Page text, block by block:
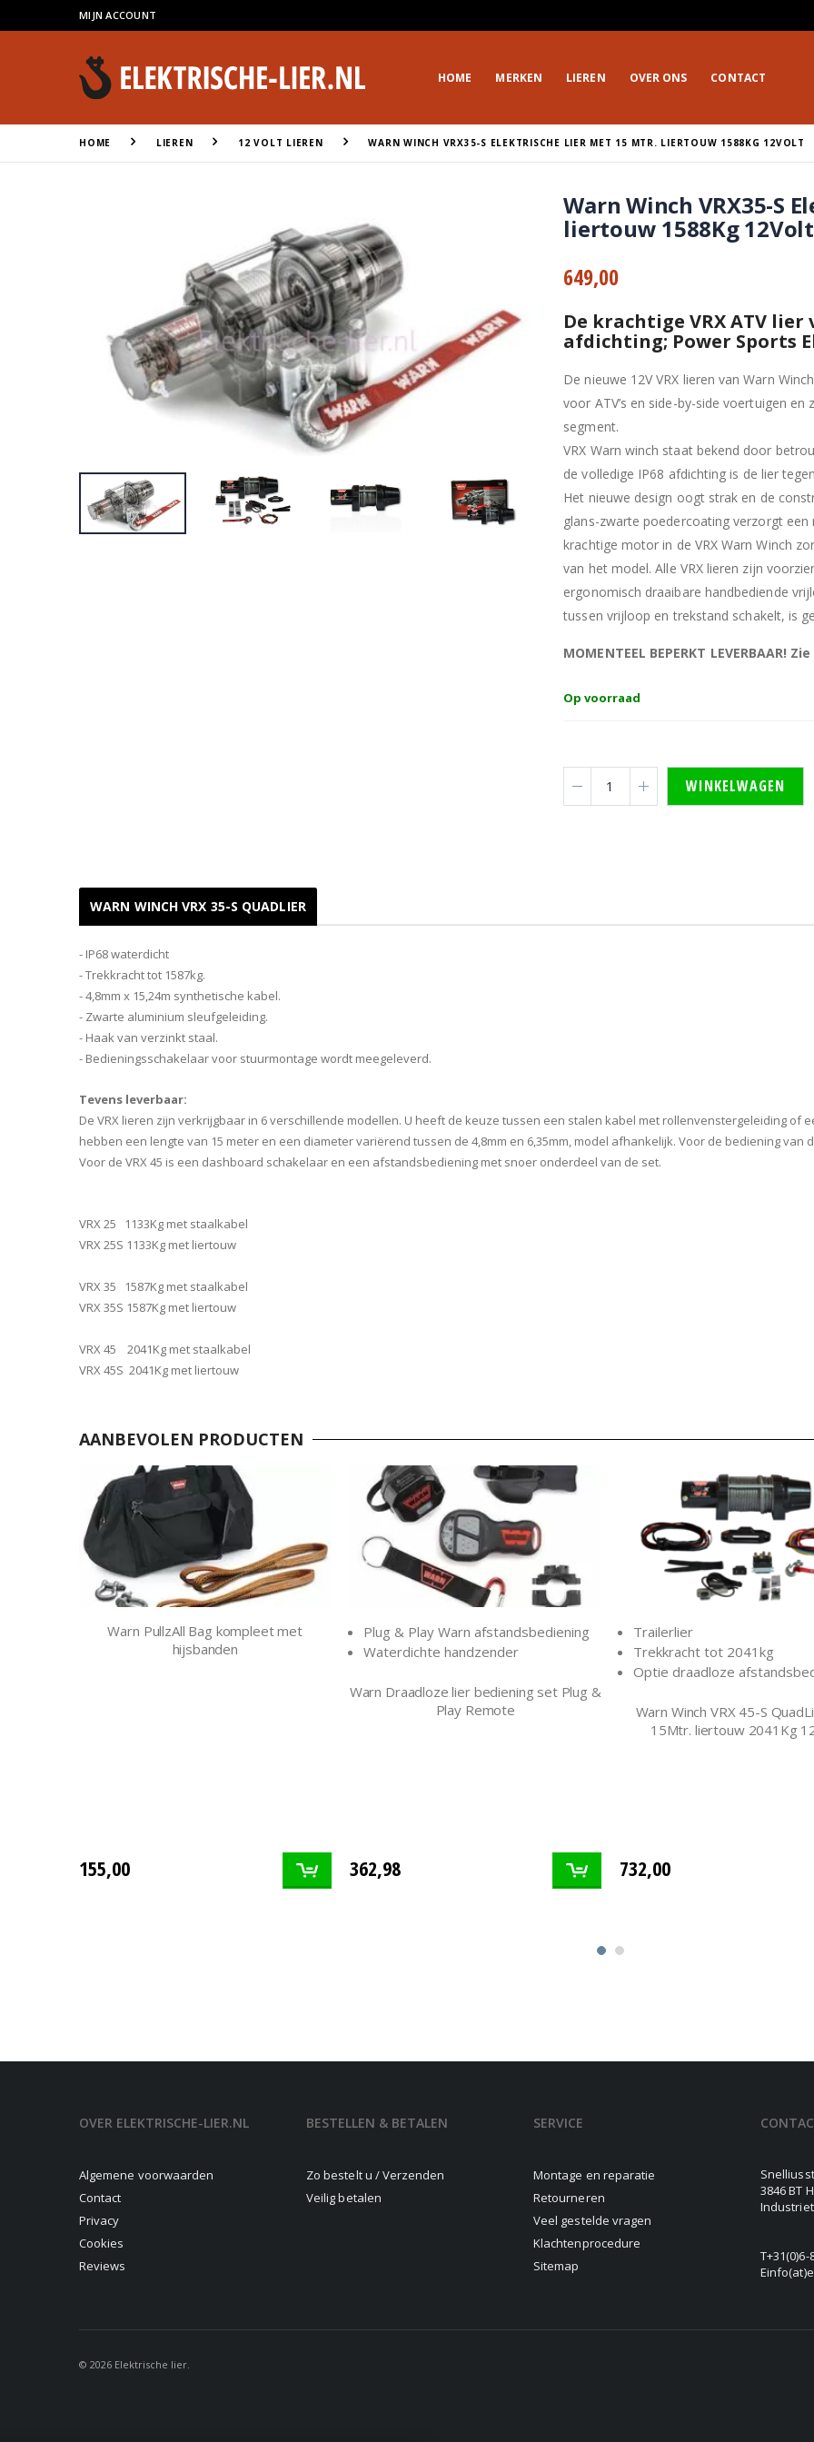
MIJN ACCOUNT
HOME MERKEN LIEREN OVER ONS CONTACT
HOME LIEREN 12 VOLT LIEREN WARN WINCH VRX35-S ELEKTRISCHE LIER MET 15 MTR. LIERTOUW 1588KG 12VOLT
Warn Winch VRX35-S
liertouw 1588Kg 12Volt
649,00
De krachtige VRX ATV
afdichting; Power Sports
De nieuwe 12V VRX lieren van Warn
voor ATV’s en side-by-side voertuigen
segment.
VRX Warn winch staat bekend door
de volledige IP68 afdichting is de lier
Het nieuwe design oogt strak en de
glans-zwarte poedercoating verzorgt
krachtige motor in de VRX Warn Winch
van het model. Alle VRX lieren zijn
ergonomisch draaibare handbediende
tussen vrijloop en trekstand schakelt, is
MOMENTEEL BEPERKT
Op voorraad
WINKELWAGEN
WARN WINCH VRX 35-S QUADLIER
- IP68 waterdicht
- Trekkracht tot 1587kg.
- 4,8mm x 15,24m synthetische kabel.
- Zwarte aluminium sleufgeleiding.
- Haak van verzinkt staal.
- Bedieningsschakelaar voor stuurmontage wordt meegeleverd.
Tevens leverbaar:
De VRX lieren zijn verkrijgbaar in 6 verschillende modellen. U heeft de keuze tussen een stalen kabel met rollenvenstergeleiding of
hebben een lengte van 15 meter en een diameter variërend tussen de 4,8mm en 6,35mm, model afhankelijk. Voor de bediening van
Voor de VRX 45 is een dashboard schakelaar en een afstandsbediening met snoer onderdeel van de set.
VRX 25 1133Kg met staalkabel
VRX 25S 1133Kg met liertouw
VRX 35 1587Kg met staalkabel
VRX 35S 1587Kg met liertouw
VRX 45 2041Kg met staalkabel
VRX 45S 2041Kg met liertouw
AANBEVOLEN PRODUCTEN
Warn PullzAll Bag kompleet met
hijsbanden
155,00
Plug & Play Warn afstandsbediening
Waterdichte handzender
Warn Draadloze lier bediening set Plug &
Play Remote
362,98
Trailerlier
Trekkracht tot 2041kg
Optie draadloze
Warn Winch VRX 45-S
15Mtr. liertouw 2041Kg
732,00
OVER ELEKTRISCHE-LIER.NL
Algemene voorwaarden
Contact
Privacy
Cookies
Reviews
BESTELLEN & BETALEN
Zo bestelt u / Verzenden
Veilig betalen
SERVICE
Montage en reparatie
Retourneren
Veel gestelde vragen
Klachtenprocedure
Sitemap
3846 BT
T+31(0)6-
E
© 2026 Elektrische lier.